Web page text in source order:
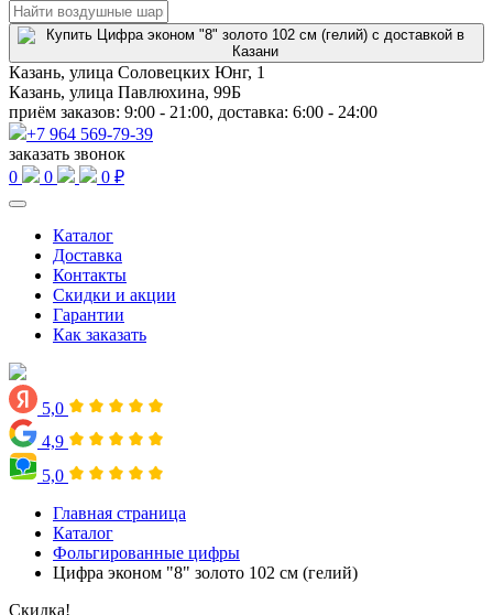
Казань, улица Соловецких Юнг, 1
Казань, улица Павлюхина, 99Б
приём заказов: 9:00 - 21:00, доставка: 6:00 - 24:00
+7 964 569-79-39
заказать звонок
0
0 0 ₽
Каталог
Доставка
Контакты
Скидки и акции
Гарантии
Как заказать
5,0
4,9
5,0
Главная страница
Каталог
Фольгированные цифры
Цифра эконом "8" золото 102 см (гелий)
Скидка!